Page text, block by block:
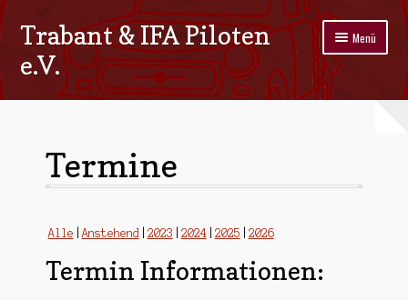
Zur
Navigation
springen
Zum
springen
Trabant & IFA Piloten
e.V.
Menü
Home
Galerie
Stammtisch
Kontakt
Termine
Alle Anstehend 2023 2024 2025 2026
Termin Informationen: